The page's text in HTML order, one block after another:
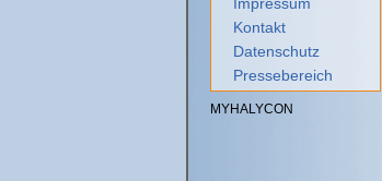
Kontakt
Datenschutz
Pressebereich
MYHALYCON